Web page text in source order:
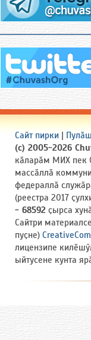
Сайт пирки |
(c) 2005-2026
кӑларӑм МИХ пек
массӑллӑ
федераллӑ
(реестра 2017
- 68592 ҫырса
Сайтри
пуҫне)
лицензипе
ыйтусене кунта